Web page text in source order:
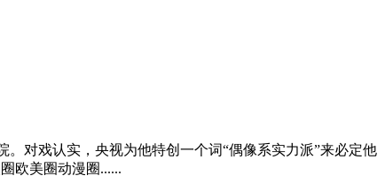
。对戏认实，央视为他特创一个词“偶像系实力派”来必定他
欧美圈动漫圈......